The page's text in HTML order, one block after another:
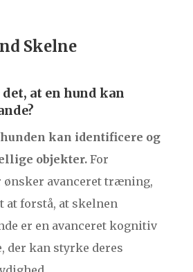
Skelne
at en hund kan
hunden kan identificere og
objekter.For
ønsker avanceret træning,
at forstå, at skelnen
er en avanceret kognitiv
der kan styrke deres